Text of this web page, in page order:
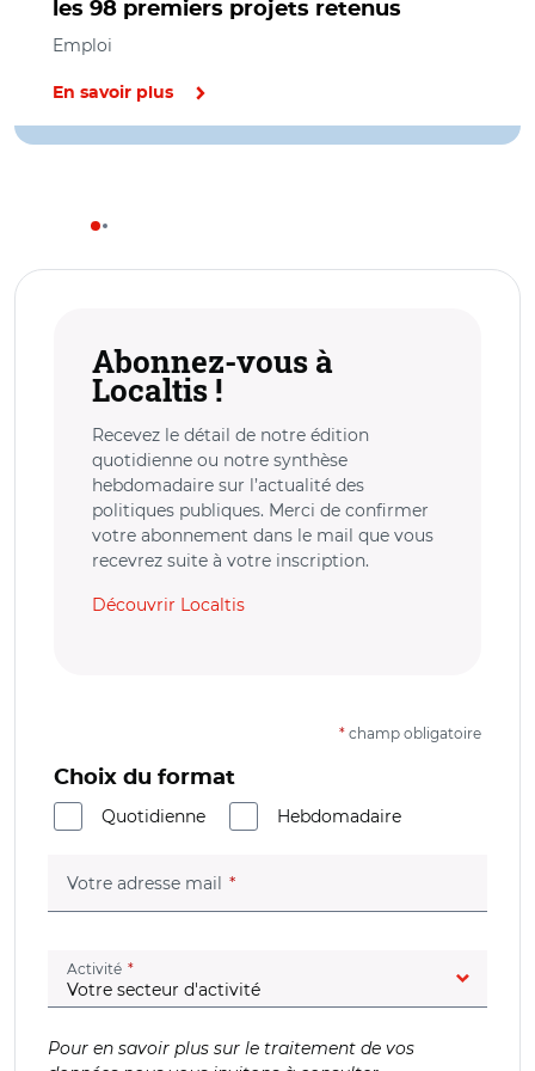
les 98 premiers projets retenus
Emploi
En savoir plus
Abonnez-vous à
Localtis !
Recevez le détail de notre édition
quotidienne ou notre synthèse
hebdomadaire sur l’actualité des
politiques publiques. Merci de confirmer
votre abonnement dans le mail que vous
recevrez suite à votre inscription.
Découvrir Localtis
* champ obligatoire
Choix du format
Quotidienne
Hebdomadaire
Votre adresse mail (champ obligatoire)
Activité (champ obligatoire)
Pour en savoir plus sur le traitement de vos